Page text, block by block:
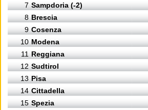
7 Sampdoria (-2)
8 Brescia
9 Cosenza
10 Modena
11 Reggiana
12 Sudtirol
13 Pisa
14 Cittadella
15 Spezia